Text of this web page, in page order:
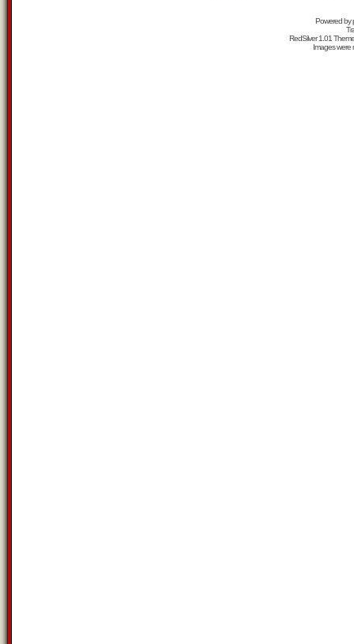
Powered by
RedSilver 1.01
Images were